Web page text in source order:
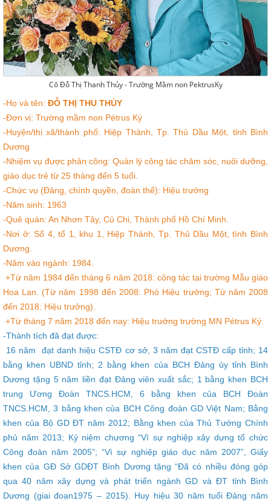
Cô Đỗ Thị Thanh Thủy - Trường Mầm non PektrusKy
-Họ và tên: ĐỖ THỊ THU THỦY
-Đơn vị: Trường mầm non Pétrus Ký
-Huyện/thị xã/thành phố: Hiệp Thành, Tp. Thủ Dầu Một, tỉnh Bình
Dương
-Nhiệm vụ được phân công: Quản lý công tác chăm sóc, nuôi dưỡng,
giáo dục trẻ từ 25 tháng đến 5 tuổi.
-Chức vụ (Đảng, chính quyền, đoàn thể): Hiệu trưởng
-Năm sinh: 1963
-Quê quán: An Nhơn Tây, Củ Chi, Thành phố Hồ Chí Minh.
-Nơi ở: Số 4, tổ 1, khu 1, Hiệp Thành, Tp. Thủ Dầu Một, tình Bình
Dương.
-Năm vào ngành: 1984.
+Từ năm 1984 đến tháng 6 năm 2018: công tác tại trường Mẫu giáo
Hoa Lan. (Từ năm 1998 đến 2008: Phó Hiệu trưởng; Từ năm 2008
đến 2018: Hiệu trưởng).
+Từ tháng 7 năm 2018 đến nay: Hiệu trưởng trường MN Pétrus Ký.
-Thành tích đã đạt được:
16 năm đạt danh hiệu CSTĐ cơ sở, 3 năm đạt CSTĐ cấp tỉnh; 14
bằng khen UBND tỉnh; 2 bằng khen của BCH Đảng ủy tỉnh Bình
Dương tặng 5 năm liền đạt Đảng viên xuất sắc; 1 bằng khen BCH
trung Ương Đoàn TNCS.HCM, 6 bằng khen của BCH Đoàn
TNCS.HCM, 3 bằng khen của BCH Công đoàn GD Việt Nam; Bằng
khen của Bộ GD ĐT năm 2012; Bằng khen của Thủ Tướng Chính
phủ năm 2013; Kỷ niệm chương “Vì sự nghiệp xây dựng tổ chức
Công đoàn năm 2005”; “Vì sự nghiệp giáo dục năm 2007”, Giấy
khen của GĐ Sở GDĐT Bình Dương tặng “Đã có nhiều đóng góp
qua 40 năm xây dựng và phát triển ngành GD và ĐT tỉnh Bình
Dương (giai đoạn1975 – 2015). Huy hiệu 30 năm tuổi Đảng năm